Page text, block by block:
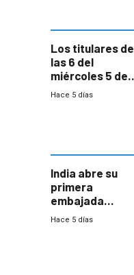
Los titulares de
las 6 del
miércoles 5 de
agosto de 2026
Hace 5 días
India abre su
primera
embajada
residente en
Hace 5 días